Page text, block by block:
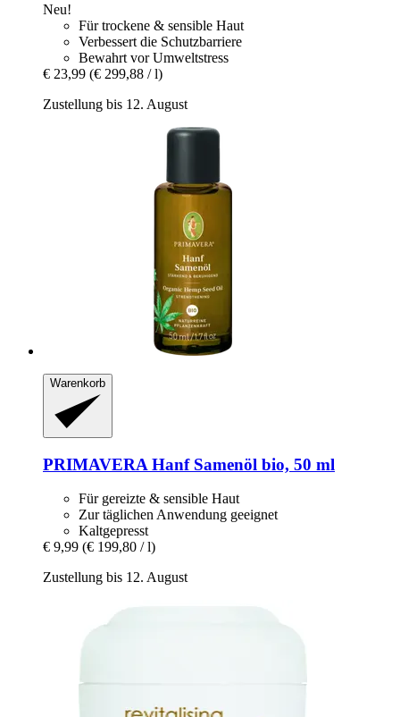
Neu!
Für trockene & sensible Haut
Verbessert die Schutzbarriere
Bewahrt vor Umweltstress
€ 23,99 (€ 299,88 / l)
Zustellung bis 12. August
Warenkorb
PRIMAVERA Hanf Samenöl bio, 50 ml
Für gereizte & sensible Haut
Zur täglichen Anwendung geeignet
Kaltgepresst
€ 9,99 (€ 199,80 / l)
Zustellung bis 12. August